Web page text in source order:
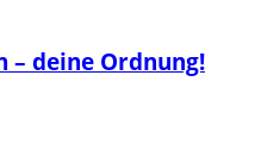
– deine Ordnung!